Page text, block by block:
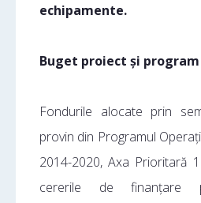
echipamente.
Buget proiect și
Fondurile alocate prin
provin din Programul
2014-2020, Axa Prioritară
cererile de finanțare